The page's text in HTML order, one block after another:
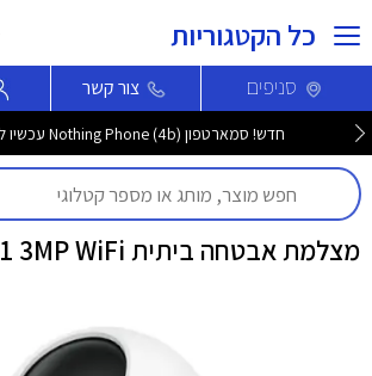
כל הקטגוריות
סניפים צור קשר
חדש! סמארטפון Nothing Phone (4b) עכשיו לרכישה >>>
מצלמת אבטחה ביתית E1 3MP WiFi